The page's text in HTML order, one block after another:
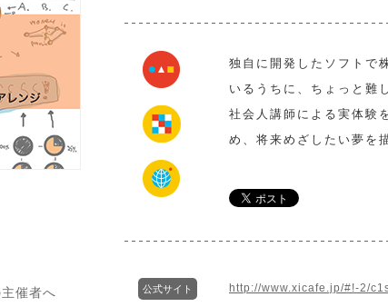
催者へ
独自に開発したソフトで
いるうちに、ちょっと難
社会人講師による実体験
め、将来めざしたい夢を
公式サイト http://www.xicafe.jp/#!-2/